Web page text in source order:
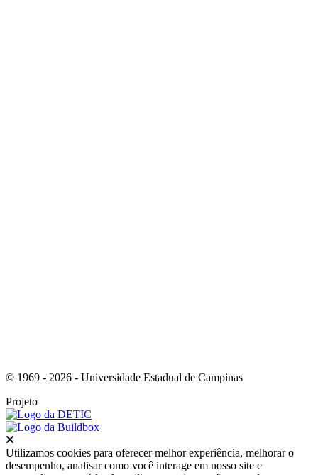
© 1969 - 2026 - Universidade Estadual de Campinas
Projeto
Utilizamos cookies para oferecer melhor experiência, melhorar o
desempenho, analisar como você interage em nosso site e